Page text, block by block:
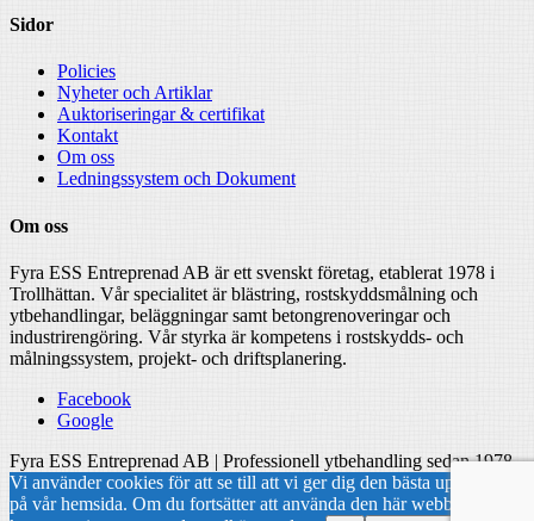
Sidor
Policies
Nyheter och Artiklar
Auktoriseringar & certifikat
Kontakt
Om oss
Ledningssystem och Dokument
Om oss
Fyra ESS Entreprenad AB är ett svenskt företag, etablerat 1978 i
Trollhättan. Vår specialitet är blästring, rostskyddsmålning och
ytbehandlingar, beläggningar samt betongrenoveringar och
industrirengöring. Vår styrka är kompetens i rostskydds- och
målningssystem, projekt- och driftsplanering.
Facebook
Google
Fyra ESS Entreprenad AB | Professionell ytbehandling sedan 1978
Vi använder cookies för att se till att vi ger dig den bästa upplevelsen
på vår hemsida. Om du fortsätter att använda den här webbplatsen